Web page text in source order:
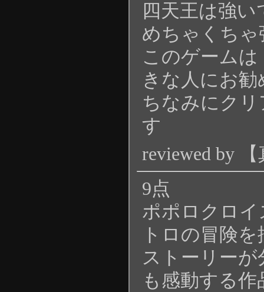
四天王は強い
めちゃくち
このゲーム
きな人にお勧
ちなみにク
す
reviewed by
9点
ポポロクロ
トロの冒険
ストーリー
も感動する